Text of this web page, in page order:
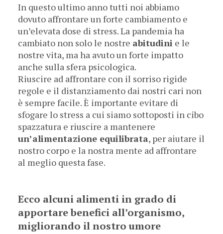
In questo ultimo anno tutti noi abbiamo
dovuto affrontare un forte cambiamento e
un’elevata dose di stress. La pandemia ha
cambiato non solo le nostre abitudini e le
nostre vita, ma ha avuto un forte impatto
anche sulla sfera psicologica.
Riuscire ad affrontare con il sorriso rigide
regole e il distanziamento dai nostri cari non
è sempre facile. È importante evitare di
sfogare lo stress a cui siamo sottoposti in cibo
spazzatura e riuscire a mantenere
un’alimentazione equilibrata, per aiutare il
nostro corpo e la nostra mente ad affrontare
al meglio questa fase.
Ecco alcuni alimenti in grado di
apportare benefici all’organismo,
migliorando il nostro umore